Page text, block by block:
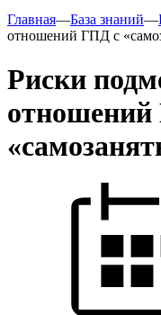
Главная—База знаний—
отношений ГПД с
Риски